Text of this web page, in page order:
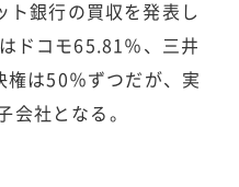
銀行の買収を発表し
ドコモ65.81％、三井
は50％ずつだが、実
会社となる。